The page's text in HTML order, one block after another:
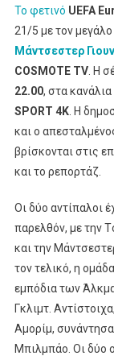
Το φετινό UEFA
21/5 με τον
Μάντσεστερ
COSMOTE TV. Η
22.00, στα κανάλια
SPORT 4K. Η
και ο
βρίσκονται στις
και το ρεπορτάζ.
Οι δύο αντίπαλοι
παρελθόν, με την
και την
τον τελικό, η
εμπόδια των
Γκλιμτ.
Αμορίμ,
Μπιλμπάο. Οι δύο